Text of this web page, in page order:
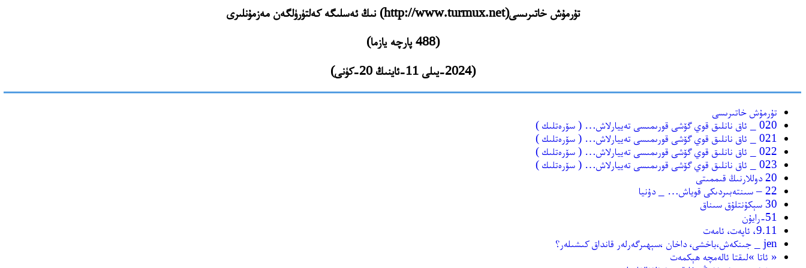
تۇرمۇش خاتىرىسى(http://www.turmux.net) نىڭ ئەسلىگە كەلتۈرۈلگەن مەزمۇنلىرى
(488 پارچە يازما)
(2024-يىلى 11-ئاينىڭ 20-كۈنى)
تۇرمۇش خاتىرىسى
020 _ ئاق نانلىق قوي گۆشى قورىمىسى تەييارلاش… ( سۆرەتلىك )
021 _ ئاق نانلىق قوي گۆشى قورىمىسى تەييارلاش… ( سۆرەتلىك )
022 _ ئاق نانلىق قوي گۆشى قورىمىسى تەييارلاش… ( سۆرەتلىك )
023 _ ئاق نانلىق قوي گۆشى قورىمىسى تەييارلاش… ( سۆرەتلىك )
20 دوللارنىڭ قىممىتى
22 – سىنتەبىردىكى قوياش… _ دۇنيا
30 سېكۇنتلۇق سىناق
51-رايۇن
9.11، ئاپەت، ئامەت
jen _ جىنكەش،باخشى، داخان ،سېھىرگەرلەر قانداق كىشىلەر؟
« ئاتا »لىقتا ئالەمچە ھېكمەت